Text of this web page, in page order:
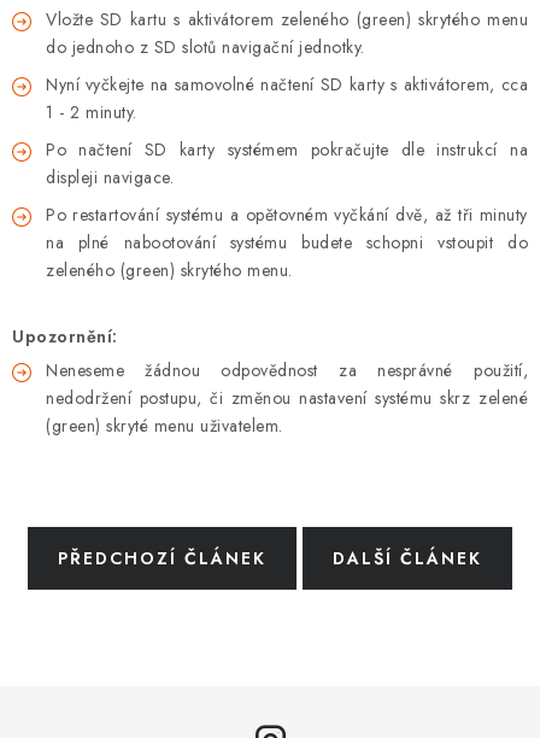
Vložte SD kartu s aktivátorem zeleného (green) skrytého menu
do jednoho z SD slotů navigační jednotky.
Nyní vyčkejte na samovolné načtení SD karty s aktivátorem, cca
1 - 2 minuty.
Po načtení SD karty systémem pokračujte dle instrukcí na
displeji navigace.
Po restartování systému a opětovném vyčkání dvě, až tři minuty
na plné nabootování systému budete schopni vstoupit do
zeleného (green) skrytého menu.
Upozornění:
Neneseme žádnou odpovědnost za nesprávné použití,
nedodržení postupu, či změnou nastavení systému skrz zelené
(green) skryté menu uživatelem.
PŘEDCHOZÍ ČLÁNEK DALŠÍ ČLÁNEK